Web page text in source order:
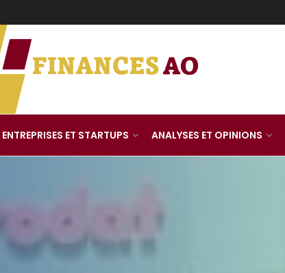
ENTREPRISES ET STARTUPS ANALYSES ET OPINIONS